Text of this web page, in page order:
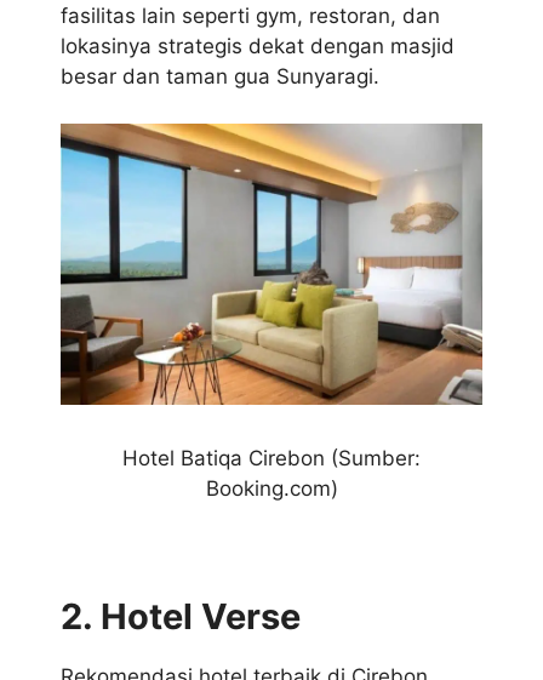
fasilitas lain seperti gym, restoran, dan
lokasinya strategis dekat dengan masjid
besar dan taman gua Sunyaragi.
Hotel Batiqa Cirebon (Sumber:
Booking.com)
2. Hotel Verse